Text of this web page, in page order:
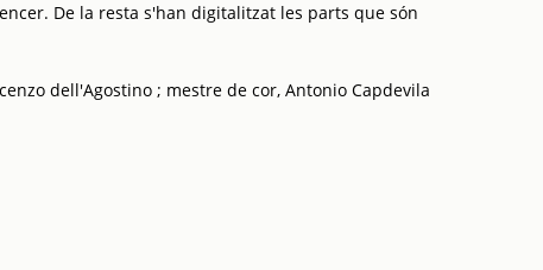
De la resta s'han digitalitzat les parts que són
dell'Agostino ; mestre de cor, Antonio Capdevila